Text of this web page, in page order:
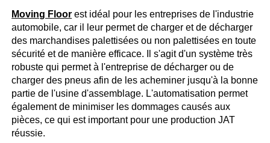
Moving Floor est idéal pour les entreprises de l'industrie
automobile, car il leur permet de charger et de décharger
des marchandises palettisées ou non palettisées en toute
sécurité et de manière efficace. Il s'agit d'un système très
robuste qui permet à l'entreprise de décharger ou de
charger des pneus afin de les acheminer jusqu'à la bonne
partie de l'usine d'assemblage. L'automatisation permet
également de minimiser les dommages causés aux
pièces, ce qui est important pour une production JAT
réussie.